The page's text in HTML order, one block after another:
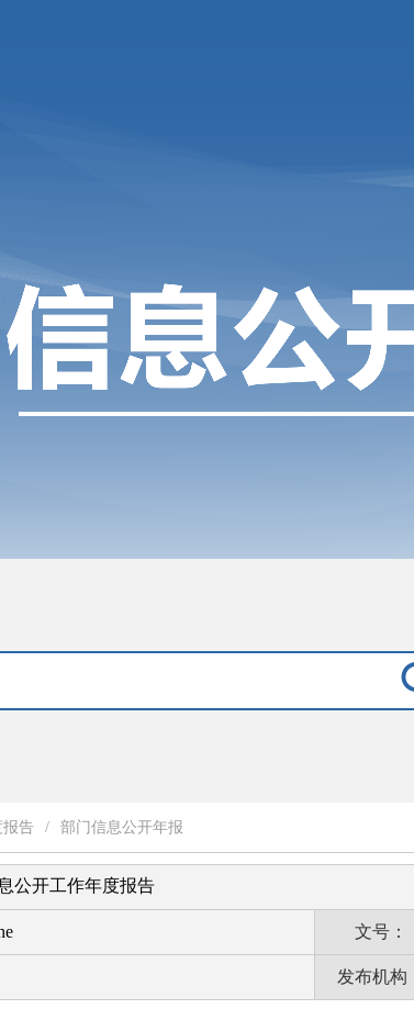
报告 / 部门信息公开年报
公开工作年度报告
文号：
发布机构